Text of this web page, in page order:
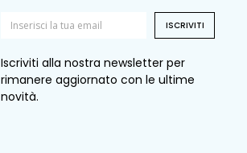
ISCRIVITI
Iscriviti alla nostra newsletter per
rimanere aggiornato con le ultime
novità.